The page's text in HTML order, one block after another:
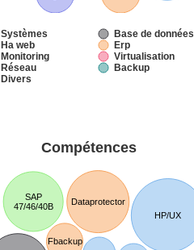
Systèmes
Base de données
Ha web
Erp
Monitoring
Virtualisation
Réseau
Backup
Divers
Compétences
HP/UX
SAP
47/46/40B
Dataprotector
Fbackup